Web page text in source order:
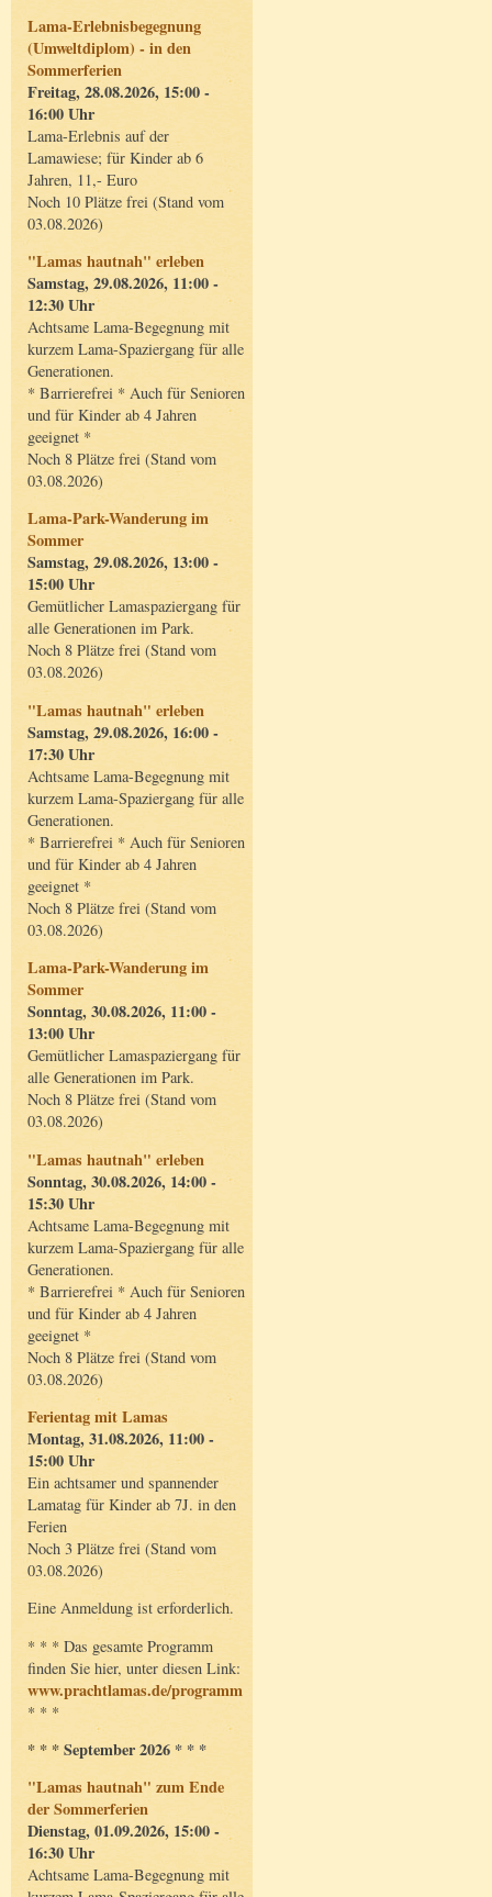
Lama-Erlebnisbegegnung
(Umweltdiplom) - in den
Sommerferien
Freitag, 28.08.2026, 15:00 -
16:00 Uhr
Lama-Erlebnis auf der
Lamawiese; für Kinder ab 6
Jahren, 11,- Euro
Noch 10 Plätze frei (Stand vom
03.08.2026)
"Lamas hautnah" erleben
Samstag, 29.08.2026, 11:00 -
12:30 Uhr
Achtsame Lama-Begegnung mit
kurzem Lama-Spaziergang für alle
Generationen.
* Barrierefrei * Auch für Senioren
und für Kinder ab 4 Jahren
geeignet *
Noch 8 Plätze frei (Stand vom
03.08.2026)
Lama-Park-Wanderung im
Sommer
Samstag, 29.08.2026, 13:00 -
15:00 Uhr
Gemütlicher Lamaspaziergang für
alle Generationen im Park.
Noch 8 Plätze frei (Stand vom
03.08.2026)
"Lamas hautnah" erleben
Samstag, 29.08.2026, 16:00 -
17:30 Uhr
Achtsame Lama-Begegnung mit
kurzem Lama-Spaziergang für alle
Generationen.
* Barrierefrei * Auch für Senioren
und für Kinder ab 4 Jahren
geeignet *
Noch 8 Plätze frei (Stand vom
03.08.2026)
Lama-Park-Wanderung im
Sommer
Sonntag, 30.08.2026, 11:00 -
13:00 Uhr
Gemütlicher Lamaspaziergang für
alle Generationen im Park.
Noch 8 Plätze frei (Stand vom
03.08.2026)
"Lamas hautnah" erleben
Sonntag, 30.08.2026, 14:00 -
15:30 Uhr
Achtsame Lama-Begegnung mit
kurzem Lama-Spaziergang für alle
Generationen.
* Barrierefrei * Auch für Senioren
und für Kinder ab 4 Jahren
geeignet *
Noch 8 Plätze frei (Stand vom
03.08.2026)
Ferientag mit Lamas
Montag, 31.08.2026, 11:00 -
15:00 Uhr
Ein achtsamer und spannender
Lamatag für Kinder ab 7J. in den
Ferien
Noch 3 Plätze frei (Stand vom
03.08.2026)
Eine Anmeldung ist erforderlich.
* * * Das gesamte Programm
finden Sie hier, unter diesen Link:
www.prachtlamas.de/programm
* * *
* * * September 2026 * * *
"Lamas hautnah" zum Ende
der Sommerferien
Dienstag, 01.09.2026, 15:00 -
16:30 Uhr
Achtsame Lama-Begegnung mit